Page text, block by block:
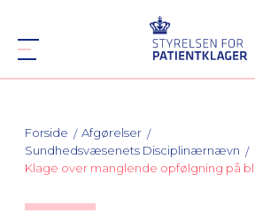
Forside
Afgørelser
Sundhedsvæsenets Disciplinærnævn
Klage over manglende opfølgning på